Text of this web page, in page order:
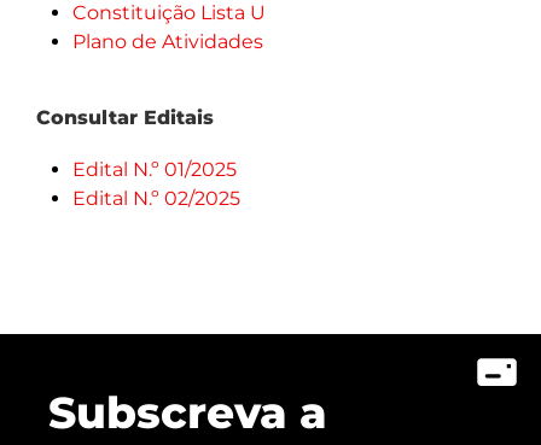
Constituição Lista U
Plano de Atividades
Consultar Editais
Edital N.º 01/2025
Edital N.º 02/2025
Subscreva a